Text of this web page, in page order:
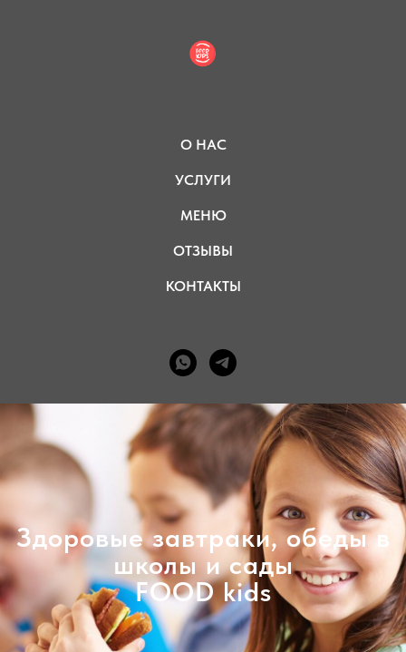
О НАС
УСЛУГИ
МЕНЮ
ОТЗЫВЫ
КОНТАКТЫ
Здоровые завтраки, обеды в
школы и сады
FOOD kids